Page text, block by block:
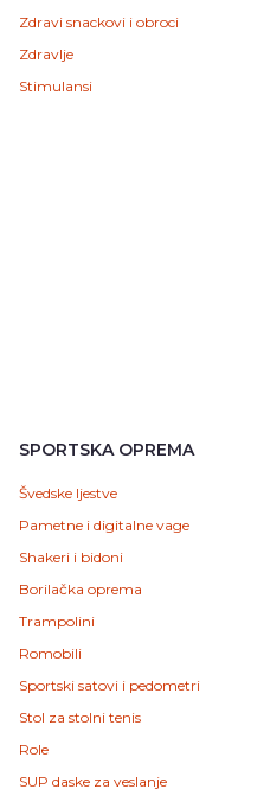
Zdravi snackovi i obroci
Zdravlje
Stimulansi
SPORTSKA OPREMA
Švedske ljestve
Pametne i digitalne vage
Shakeri i bidoni
Borilačka oprema
Trampolini
Romobili
Sportski satovi i pedometri
Stol za stolni tenis
Role
SUP daske za veslanje